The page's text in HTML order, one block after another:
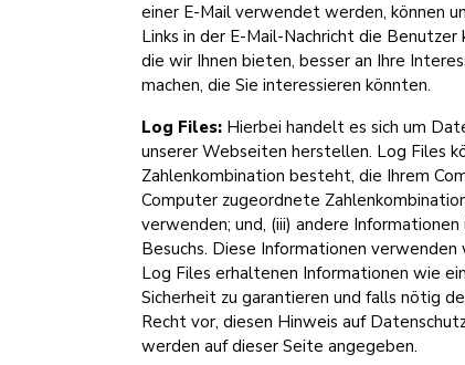
einer E-Mail verwendet werden, können
Links in der E-Mail-Nachricht die
die wir Ihnen bieten, besser an Ihre
machen, die Sie interessieren könnten.
Log Files: Hierbei handelt es sich um
unserer Webseiten herstellen. Log Files
Zahlenkombination besteht, die Ihrem
Computer zugeordnete
verwenden; und, (iii) andere
Besuchs. Diese Informationen
Log Files erhaltenen Informationen wie
Sicherheit zu garantieren und falls nötig
Recht vor, diesen Hinweis auf
werden auf dieser Seite angegeben.